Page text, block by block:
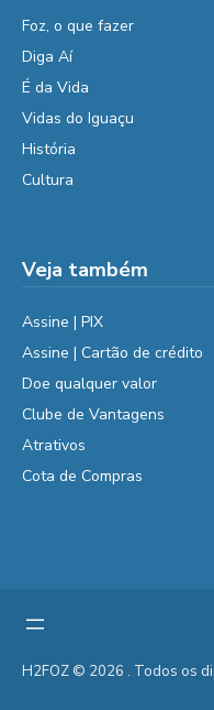
Foz, o que fazer
Diga Aí
É da Vida
Vidas do Iguaçu
História
Cultura
Veja também
Assine | PIX
Assine | Cartão de crédito
Doe qualquer valor
Clube de Vantagens
Atrativos
Cota de Compras
H2FOZ © 2026 . Todos os